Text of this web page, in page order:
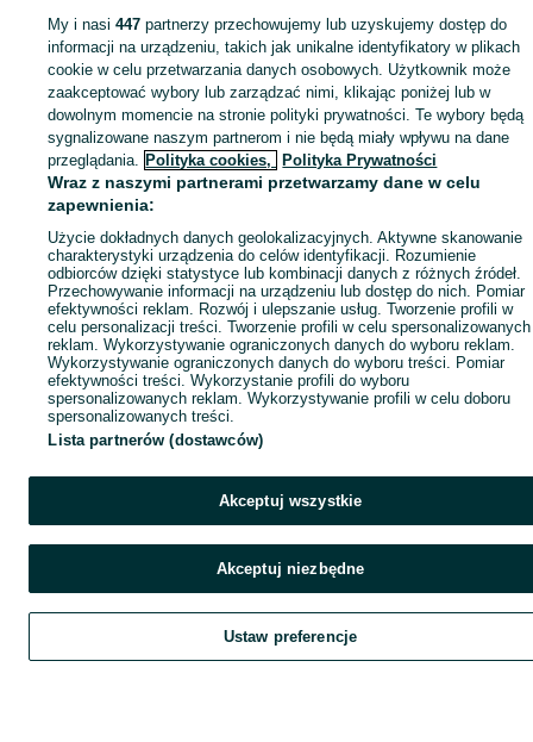
Szukaj Obserwujesz Dodaj Czat
My i nasi447 partnerzy przechowujemy lub uzyskujemy dostęp do
informacji na urządzeniu, takich jak unikalne identyfikatory w plikach
cookie w celu przetwarzania danych osobowych. Użytkownik może
zaakceptować wybory lub zarządzać nimi, klikając poniżej lub w
dowolnym momencie na stronie polityki prywatności. Te wybory będą
sygnalizowane naszym partnerom i nie będą miały wpływu na dane
przeglądania. Polityka cookies, Polityka Prywatności
Wraz z naszymi partnerami przetwarzamy dane w celu
zapewnienia:
Użycie dokładnych danych geolokalizacyjnych. Aktywne skanowanie
charakterystyki urządzenia do celów identyfikacji. Rozumienie
odbiorców dzięki statystyce lub kombinacji danych z różnych źródeł.
Przechowywanie informacji na urządzeniu lub dostęp do nich. Pomiar
efektywności reklam. Rozwój i ulepszanie usług. Tworzenie profili w
celu personalizacji treści. Tworzenie profili w celu spersonalizowanych
reklam. Wykorzystywanie ograniczonych danych do wyboru reklam.
Wykorzystywanie ograniczonych danych do wyboru treści. Pomiar
efektywności treści. Wykorzystanie profili do wyboru
spersonalizowanych reklam. Wykorzystywanie profili w celu doboru
spersonalizowanych treści.
Lista partnerów (dostawców)
Akceptuj wszystkie
Akceptuj niezbędne
Ustaw preferencje